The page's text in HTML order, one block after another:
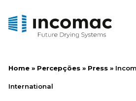
Home» Percepções» Press»
International